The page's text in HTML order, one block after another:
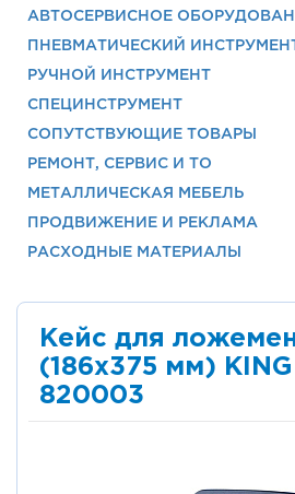
АВТОСЕРВИСНОЕ
ПНЕВМАТИЧЕСКИЙ
РУЧНОЙ ИНСТРУМЕНТ
СПЕЦИНСТРУМЕНТ
СОПУТСТВУЮЩИЕ ТОВАРЫ
РЕМОНТ, СЕРВИС И ТО
МЕТАЛЛИЧЕСКАЯ МЕБЕЛЬ
ПРОДВИЖЕНИЕ И РЕКЛАМА
РАСХОДНЫЕ МАТЕРИАЛЫ
Кейс для
(186х375 мм)
820003